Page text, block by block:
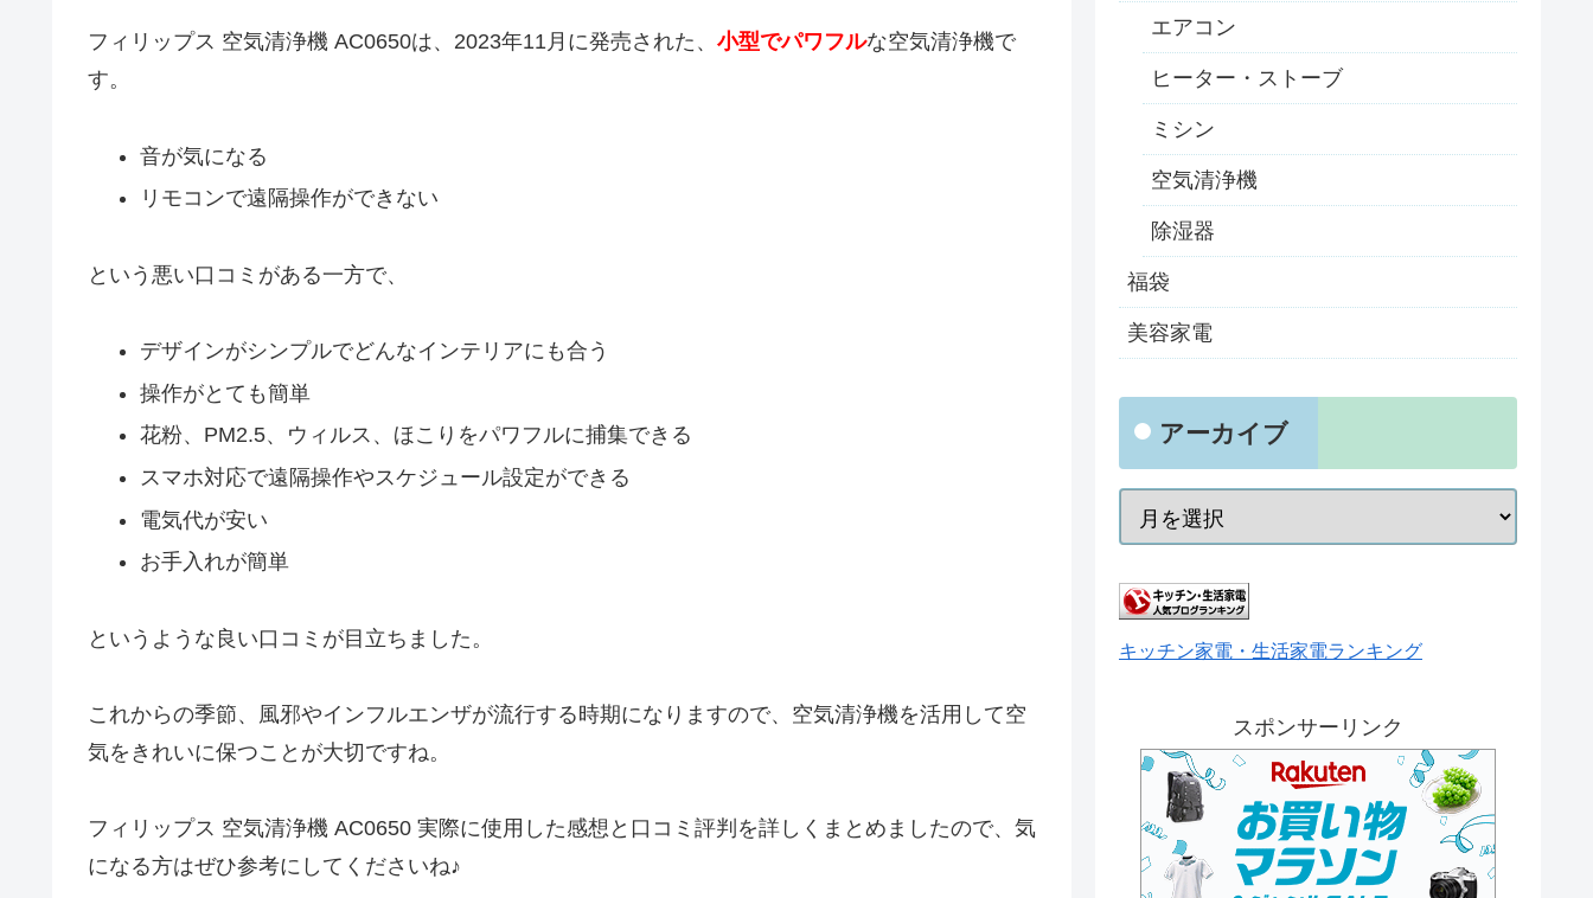
フィリップス 空気清浄機 AC0650は、 2023年11月に発売された、 小型でパワフルな空気清浄機で
す。
音が気になる
リモコンで遠隔操作ができない
という悪い口コミがある一方で、
デザインがシンプルでどんなインテリアにも合う
操作がとても簡単
花粉、PM2.5、ウィルス、ほこりをパワフルに捕集できる
スマホ対応で遠隔操作やスケジュール設定ができる
電気代が安い
お手入れが簡単
というような良い口コミが目立ちました。
これからの季節、風邪やインフルエンザが流行する時期になりますので、空気清浄機を活用して空
気をきれいに保つことが大切ですね。
フィリップス 空気清浄機 AC0650 実際に使用した感想と口コミ評判を詳しくまとめましたので、気
になる方はぜひ参考にしてくださいね♪
エアコン
ヒーター・ストーブ
ミシン
空気清浄機
除湿器
福袋
美容家電
アーカイブ
キッチン家電・生活家電ランキング
スポンサーリンク